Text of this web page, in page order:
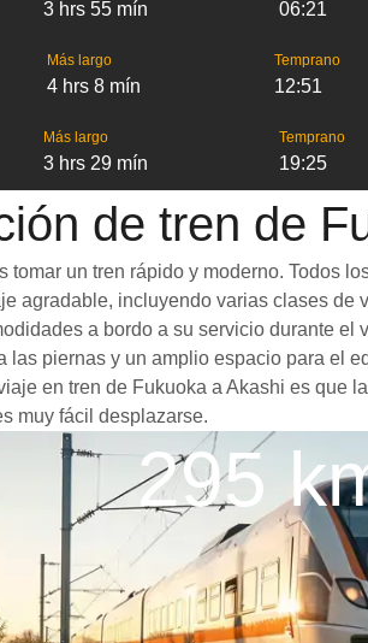
3 hrs 55 mín 06:21
Más largo
4 hrs 8 mín
Temprano
12:51
Más largo
3 hrs 29 mín
Temprano
19:25
de tren de
un tren rápido y moderno. Todos
agradable, incluyendo varias clases
a bordo a su servicio durante
piernas y un amplio espacio para el
en tren de Fukuoka a Akashi es que
muy fácil desplazarse.
295